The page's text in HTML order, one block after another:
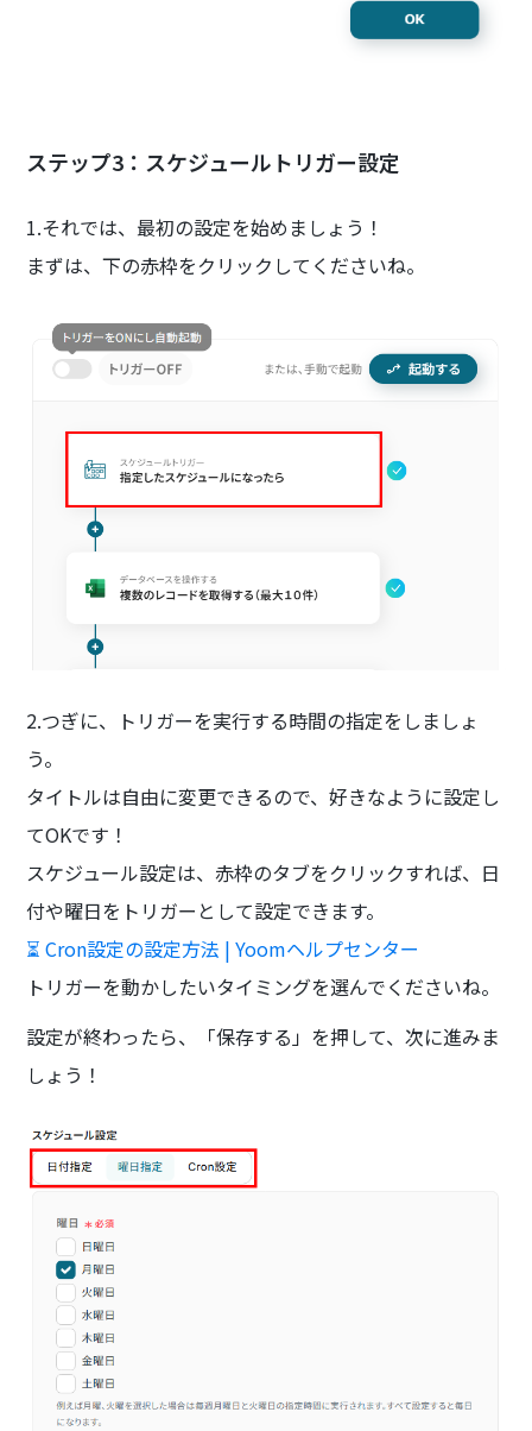
ステップ3：スケジュールトリガー設定
1.それでは、最初の設定を始めましょう！
まずは、下の赤枠をクリックしてくださいね。
2.つぎに、トリガーを実行する時間の指定をしましょ
う。
タイトルは自由に変更できるので、好きなように設定し
てOKです！
スケジュール設定は、赤枠のタブをクリックすれば、日
付や曜日をトリガーとして設定できます。
⏳ Cron設定の設定方法 | Yoomヘルプセンター
トリガーを動かしたいタイミングを選んでくださいね。
設定が終わったら、「保存する」を押して、次に進みま
しょう！